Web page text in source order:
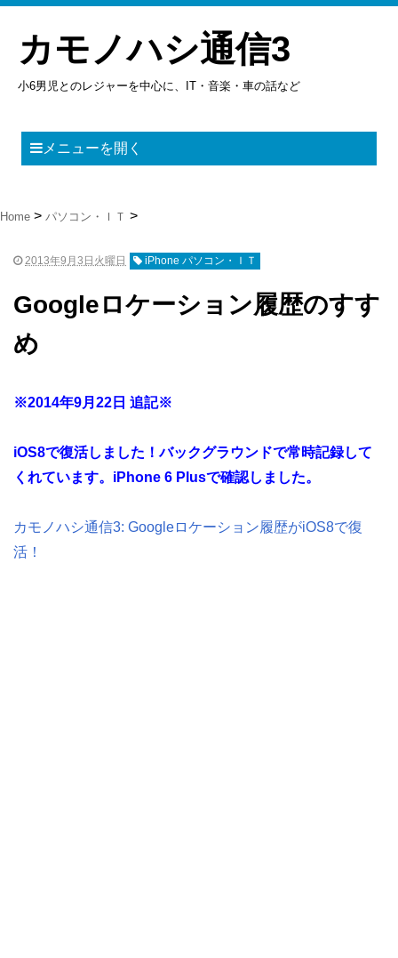
カモノハシ通信3
小6男児とのレジャーを中心に、IT・音楽・車の話など
メニューを開く
Home パソコン・ＩＴ
2013年9月3日火曜日 iPhone パソコン・ＩＴ
Googleロケーション履歴のすす
め
※2014年9月22日 追記※
iOS8で復活しました！バックグラウンドで常時記録して
くれています。iPhone 6 Plusで確認しました。
カモノハシ通信3: Googleロケーション履歴がiOS8で復
活！